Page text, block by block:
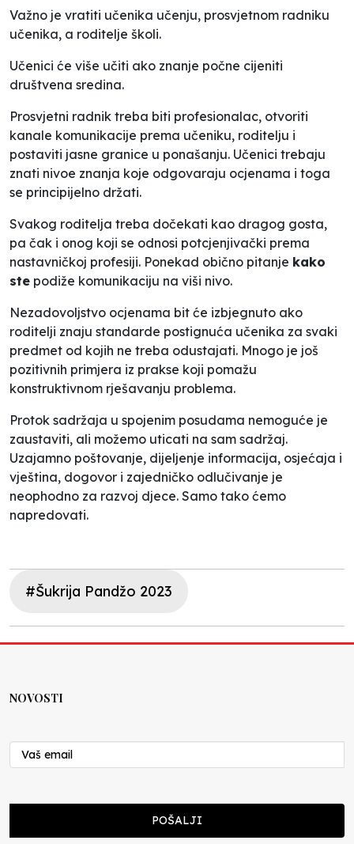
Važno je vratiti učenika učenju, prosvjetnom radniku
učenika, a roditelje školi.
Učenici će više učiti ako znanje počne cijeniti
društvena sredina.
Prosvjetni radnik treba biti profesionalac, otvoriti
kanale komunikacije prema učeniku, roditelju i
postaviti jasne granice u ponašanju. Učenici trebaju
znati nivoe znanja koje odgovaraju ocjenama i toga
se principijelno držati.
Svakog roditelja treba dočekati kao dragog gosta,
pa čak i onog koji se odnosi potcjenjivački prema
nastavničkoj profesiji. Ponekad obično pitanje kako
ste podiže komunikaciju na viši nivo.
Nezadovoljstvo ocjenama bit će izbjegnuto ako
roditelji znaju standarde postignuća učenika za svaki
predmet od kojih ne treba odustajati. Mnogo je još
pozitivnih primjera iz prakse koji pomažu
konstruktivnom rješavanju problema.
Protok sadržaja u spojenim posudama nemoguće je
zaustaviti, ali možemo uticati na sam sadržaj.
Uzajamno poštovanje, dijeljenje informacija, osjećaja i
vještina, dogovor i zajedničko odlučivanje je
neophodno za razvoj djece. Samo tako ćemo
napredovati.
#Šukrija Pandžo 2023
NOVOSTI
POŠALJI